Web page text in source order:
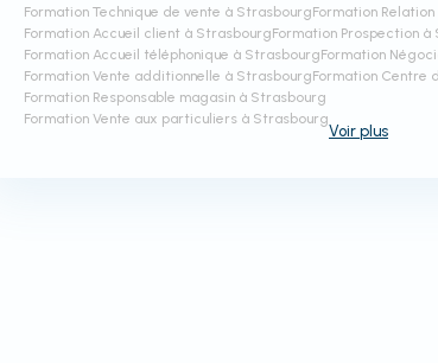
Formation Technique de vente à StrasbourgFormation
Formation Accueil client à StrasbourgFormation Prospection à
Formation Accueil téléphonique à StrasbourgFormation
Formation Vente additionnelle à StrasbourgFormation Centre
Formation Responsable magasin à Strasbourg
Formation Vente aux particuliers à Strasbourg
Voir plus